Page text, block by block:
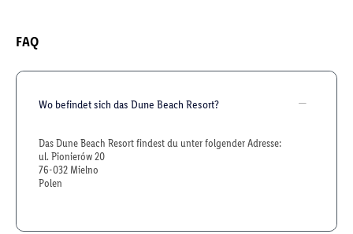
FAQ
Wo befindet sich das Dune Beach Resort?
Das Dune Beach Resort findest du unter folgender Adresse:
ul. Pionierów 20
76-032 Mielno
Polen